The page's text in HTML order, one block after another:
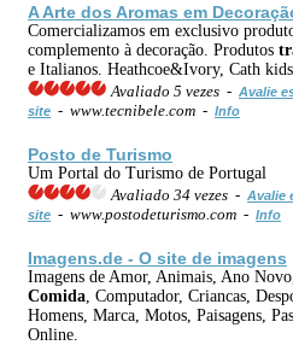
A Arte dos Aromas em
Comercializamos em exclusivo
complemento à decoração. Produtos
e Italianos. Heathcoe&Ivory, Cath
Avaliado 5 vezes - Avalie
site - www.tecnibele.com - Info
Posto de Turismo
Um Portal do Turismo de Portugal
Avaliado 34 vezes - Avalie
site - www.postodeturismo.com - Info
Imagens.de - O site de imagens
Imagens de Amor, Animais, Ano
Comida , Computador, Criancas,
Homens, Marca, Motos, Paisagens,
Online.